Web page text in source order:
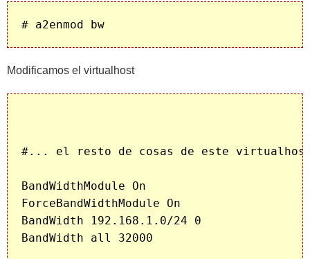
# a2enmod bw
Modificamos el virtualhost
#... el resto de cosas de este
BandWidthModule On
ForceBandWidthModule On
BandWidth 192.168.1.0/24 0
BandWidth all 32000